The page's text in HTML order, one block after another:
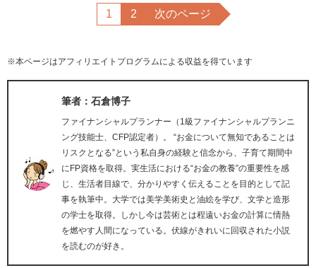
1 2 次のページ
※本ページはアフィリエイトプログラムによる収益を得ています
筆者：石倉博子
ファイナンシャルプランナー（1級ファイナンシャルプランニ
ング技能士、CFP認定者）。 “お金について無知であることは
リスクとなる”という私自身の経験と信念から、子育て期間中
にFP資格を取得。実生活における“お金の教養”の重要性を感
じ、生活者目線で、分かりやすく伝えることを目的として記
事を執筆中。大学では美学美術史と油絵を学び、文学と造形
の学士を取得。しかし今は芸術とは程遠いお金の計算に情熱
を燃やす人間になっている。伏線がきれいに回収された小説
を読むのが好き。